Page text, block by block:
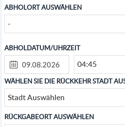
ABHOLORT AUSWÄHLEN
-
ABHOLDATUM/UHRZEIT
04:45
WÄHLEN SIE DIE RÜCKKEHR STADT
Stadt Auswählen
RÜCKGABEORT AUSWÄHLEN